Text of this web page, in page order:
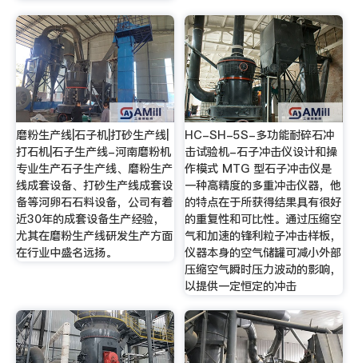
磨粉生产线|石子机|打砂生产线|
打石机|石子生产线-河南磨粉机
专业生产石子生产线、磨粉生产
线成套设备、打砂生产线成套设
备等河卵石石料设备，公司有着
近30年的成套设备生产经验，
尤其在磨粉生产线研发生产方面
在行业中盛名远扬。
HC-SH-5S-多功能耐碎石冲
击试验机-石子冲击仪设计和操
作模式 MTG 型石子冲击仪是
一种高精度的多重冲击仪器，他
的特点在于所获得结果具有很好
的重复性和可比性。通过压缩空
气和加速的锋利粒子冲击样板，
仪器本身的空气储罐可减小外部
压缩空气瞬时压力波动的影响，
以提供一定恒定的冲击